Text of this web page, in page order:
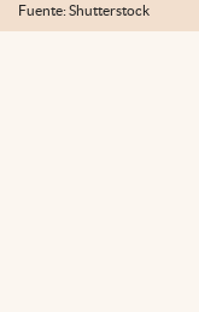
Fuente: Shutterstock